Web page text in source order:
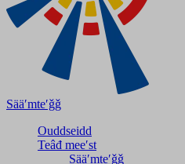
Sääʹmteʹǧǧ
Ouddseidd
Teâđ meeʹst
Sääʹmteʹǧǧ